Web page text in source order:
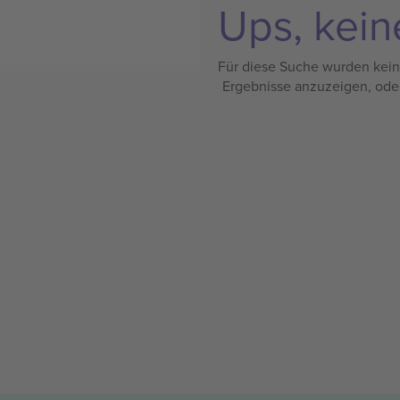
Ups,
Für diese Suche wurden
Ergebnisse anzuzeigen,